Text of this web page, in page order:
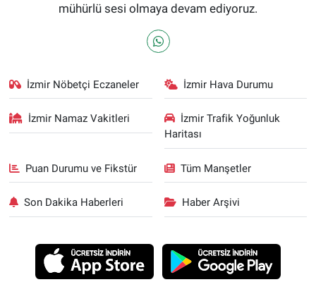
mühürlü sesi olmaya devam ediyoruz.
İzmir Nöbetçi Eczaneler İzmir Hava Durumu
İzmir Namaz Vakitleri
İzmir Trafik Yoğunluk
Haritası
Puan Durumu ve Fikstür Tüm Manşetler
Son Dakika Haberleri Haber Arşivi